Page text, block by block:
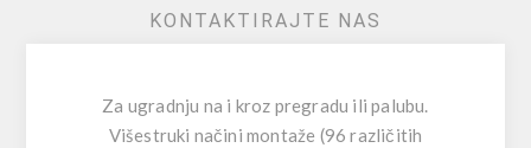
KONTAKTIRAJTE NAS
Za ugradnju na i kroz pregradu ili palubu.
Višestruki načini montaže (96 različitih